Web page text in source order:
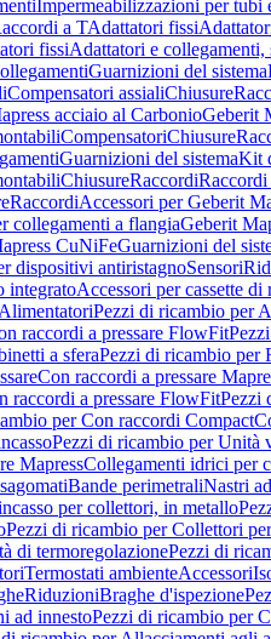
Impermeabilizzazioni per tubi
a TAdattatori fissi
fissiAdattatori e collegamenti,
Guarnizioni del sistema
Compensatori assialiChiusure
acciaio al CarbonioGeberit
CompensatoriChiusure
Guarnizioni del sistemaKit
ChiusureRaccordiRaccordi
RaccordiAccessori per Geberit
collegamenti a flangiaGeberit
CuNiFeGuarnizioni del
dispositivi antiristagnoSensori
integratoAccessori per cassette
AlimentatoriPezzi di ricambio per
raccordi a pressare FlowFit
a sferaPezzi di ricambio per
Con raccordi a pressare
raccordi a pressare FlowFitPezzi
per Con raccordi Compact
Pezzi di ricambio per Unità
MapressCollegamenti idrici per
Bande perimetraliNastri
per collettori, in metallo
Pezzi di ricambio per Collettori
di termoregolazionePezzi di
Termostati ambienteAccessori
RiduzioniBraghe d'ispezione
ad innestoPezzi di ricambio per